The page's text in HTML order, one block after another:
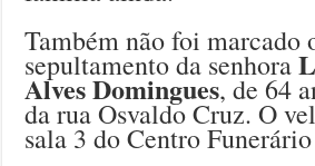
Também não foi marcado
sepultamento da senhora
Alves Domingues, de 64
da rua Osvaldo Cruz. O
sala 3 do Centro